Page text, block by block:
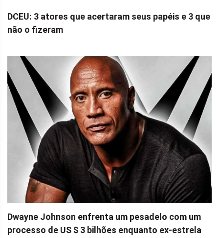
DCEU: 3 atores que acertaram seus papéis e 3 que
não o fizeram
Dwayne Johnson enfrenta um pesadelo com um
processo de US $ 3 bilhões enquanto ex-estrela